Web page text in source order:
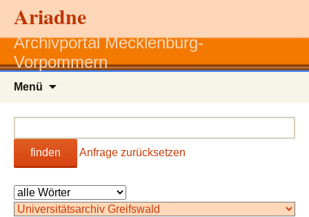
Ariadne
Archivportal Mecklenburg-
Vorpommern
Menü
finden Anfrage zurücksetzen